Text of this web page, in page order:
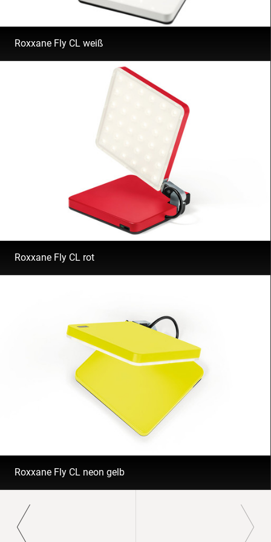
Roxxane Fly CL weiß
Roxxane Fly CL rot
Roxxane Fly CL neon gelb